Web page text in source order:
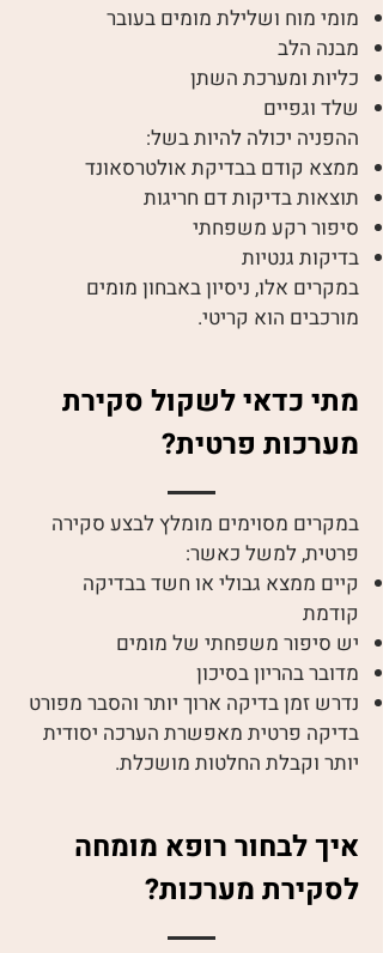
מומי מוח ושלילת מומים בעובר
מבנה הלב
כליות ומערכת השתן
שלד וגפיים
ההפניה יכולה להיות בשל:
ממצא קודם בבדיקת אולטרסאונד
תוצאות בדיקות דם חריגות
סיפור רקע משפחתי
בדיקות גנטיות
במקרים אלו, ניסיון באבחון מומים
מורכבים הוא קריטי.
מתי כדאי לשקול סקירת
מערכות פרטית?
במקרים מסוימים מומלץ לבצע סקירה
פרטית, למשל כאשר:
קיים ממצא גבולי או חשד בבדיקה
קודמת
יש סיפור משפחתי של מומים
מדובר בהריון בסיכון
נדרש זמן בדיקה ארוך יותר והסבר מפורט
בדיקה פרטית מאפשרת הערכה יסודית
יותר וקבלת החלטות מושכלת.
איך לבחור רופא מומחה
לסקירת מערכות?